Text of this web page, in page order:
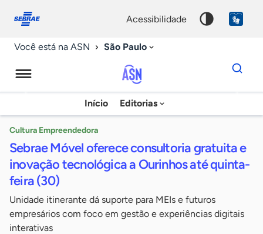
conosco
acessibilidade
Você está na ASN São Paulo
Agência
Sebrae
Notícias
Início Editorias
Dados
para
chave
Cultura Empreendedora
Sebrae Móvel oferece consultoria gratuita e
inovação tecnológica a Ourinhos até quinta-
feira (30)
Unidade itinerante dá suporte para MEIs e futuros
empresários com foco em gestão e experiências digitais
interativas